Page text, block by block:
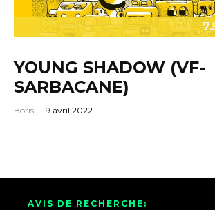
YOUNG SHADOW (VF-
SARBACANE)
Boris · 9 avril 2022
AVIS DE RECHERCHE: